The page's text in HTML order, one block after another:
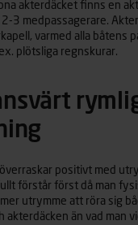
akterdäcket finns en
3 medpassagerare.
varmed alla båtens
plötsliga regnskurar.
överraskar positivt med
förstår först då man
utrymme att röra sig
akterdäcken än vad man